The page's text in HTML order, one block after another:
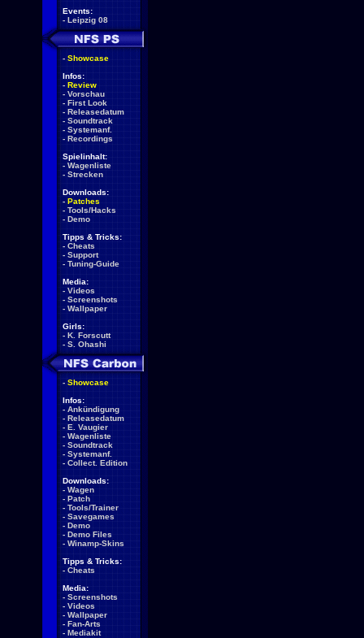
Events:
- Leipzig 08
- Showcase
Infos:
- Review
- Vorschau
- First Look
- Releasedatum
- Soundtrack
- Systemanf.
- Recordings
Spielinhalt:
- Wagenliste
- Strecken
Downloads:
- Patches
- Tools/Hacks
- Demo
Tipps & Tricks:
- Cheats
- Support
- Tuning-Guide
Media:
- Videos
- Screenshots
- Wallpaper
Girls:
- K. Forscutt
- S. Ohashi
- Showcase
Infos:
- Ankündigung
- Releasedatum
- E. Vaugier
- Wagenliste
- Soundtrack
- Systemanf.
- Collect. Edition
Downloads:
- Wagen
- Patch
- Tools/Trainer
- Savegames
- Demo
- Demo Files
- Winamp-Skins
Tipps & Tricks:
- Cheats
Media:
- Screenshots
- Videos
- Wallpaper
- Fan-Arts
- Mediakit